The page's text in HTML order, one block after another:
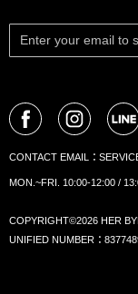
CONTACT EMAIL：
MON.~FRI. 10:00-12:00 /
COPYRIGHT©2026 HER
UNIFIED NUMBER：